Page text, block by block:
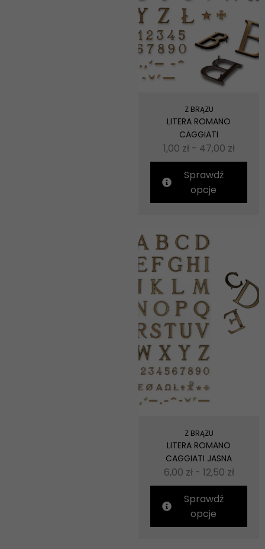
Z BRĄZU
LITERA ROMANO
CAGGIATI
1,00 zł - 47,00 zł
Sprawdź
opcje
Z BRĄZU
LITERA ROMANO
CAGGIATI JASNA
6,00 zł - 12,50 zł
Sprawdź
opcje
podczas
twojego
przejścia na nią.
Jeśli odrzucisz
te pliki cookie,
niektóre funkcje
znikną ze strony
Marketing
Udostępniając
swoje
zainteresowania i
zachowania
odwiedzania naszej
strony, zwiększasz
szansę na
treści i ofert.